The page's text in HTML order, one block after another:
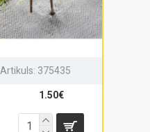
Artikuls: 375435
1.50€